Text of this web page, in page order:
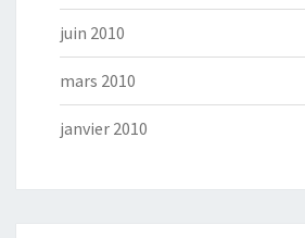
juin 2010
mars 2010
janvier 2010